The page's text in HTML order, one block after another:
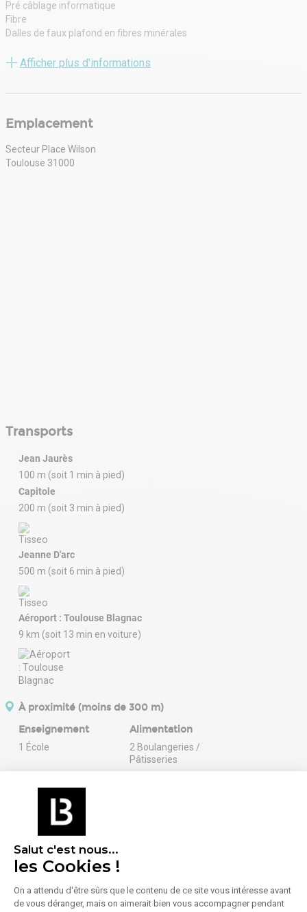
Salut c'est nous...
les Cookies !
On a attendu d'être sûrs que le contenu de ce site vous intéresse avant
de vous déranger, mais on aimerait bien vous accompagner pendant
Pré câblage informatique
Fibre
Dalles de faux plafond en fibres minérales
Sanitaires privatifs
Afficher plus d'informations
Emplacement
Secteur Place Wilson
Toulouse 31000
Transports
Jean Jaurès
100 m (soit 1 min à pied)
Capitole
200 m (soit 3 min à pied)
Jeanne D'arc
500 m (soit 6 min à pied)
Aéroport : Toulouse Blagnac
9 km (soit 13 min en voiture)
À proximité (moins de 300 m)
Enseignement
1 École
Alimentation
2 Boulangeries /
Pâtisseries
Santé
9 Pharmacies /
Parapharmacies
6 Banques
1 Bureau de poste